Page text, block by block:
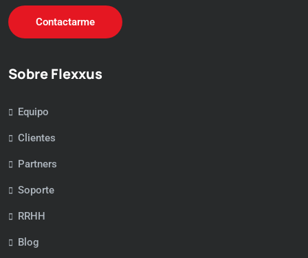
Contactarme
Sobre Flexxus
Equipo
Clientes
Partners
Soporte
RRHH
Blog